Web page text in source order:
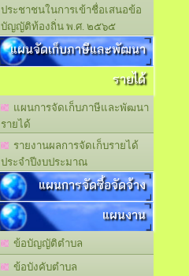
ประชาชนในการเข้าชื่อเสนอข้อ
บัญญัติท้องถิ่น พ.ศ. ๒๕๖๕
แผนจัดเก็บภาษีและพัฒนา
รายได้
แผนการจัดเก็บภาษีและพัฒนา
รายได้
รายงานผลการจัดเก็บรายได้
ประจำปีงบประมาณ
แผนการจัดซื้อจัดจ้าง
แผนงาน
ข้อบัญญัติตำบล
ข้อบังคับตำบล